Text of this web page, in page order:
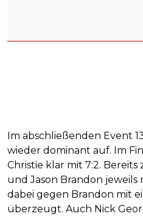
Im abschließenden Event
wieder dominant auf. Im
Christie klar mit 7:2.
und Jason Brandon jeweils
dabei gegen Brandon mit
überzeugt. Auch Nick